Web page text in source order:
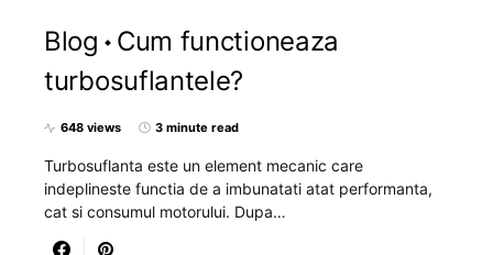
Blog
Cum functioneaza
turbosuflantele?
648 views 3 minute read
Turbosuflanta este un element mecanic care
indeplineste functia de a imbunatati atat performanta,
cat si consumul motorului. Dupa…